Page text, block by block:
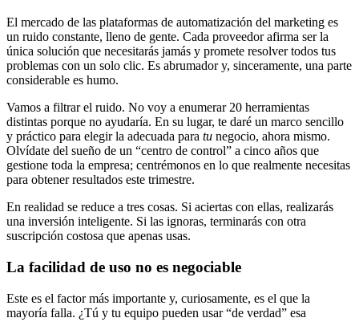
El mercado de las plataformas de automatización del marketing es
un ruido constante, lleno de gente. Cada proveedor afirma ser la
única solución que necesitarás jamás y promete resolver todos tus
problemas con un solo clic. Es abrumador y, sinceramente, una parte
considerable es humo.
Vamos a filtrar el ruido. No voy a enumerar 20 herramientas
distintas porque no ayudaría. En su lugar, te daré un marco sencillo
y práctico para elegir la adecuada para tu negocio, ahora mismo.
Olvídate del sueño de un “centro de control” a cinco años que
gestione toda la empresa; centrémonos en lo que realmente necesitas
para obtener resultados este trimestre.
En realidad se reduce a tres cosas. Si aciertas con ellas, realizarás
una inversión inteligente. Si las ignoras, terminarás con otra
suscripción costosa que apenas usas.
La facilidad de uso no es negociable
Este es el factor más importante y, curiosamente, es el que la
mayoría falla. ¿Tú y tu equipo pueden usar “de verdad” esa